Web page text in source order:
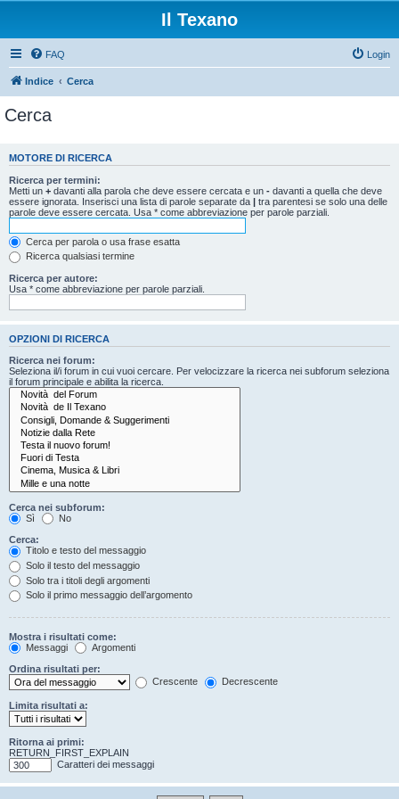
Il Texano
FAQ Login
Indice Cerca
Cerca
MOTORE DI RICERCA
Ricerca per termini:
Metti un + davanti alla parola che deve essere cercata e un - davanti a quella che deve
essere ignorata. Inserisci una lista di parole separate da | tra parentesi se solo una delle
parole deve essere cercata. Usa * come abbreviazione per parole parziali.
Cerca per parola o usa frase esatta
Ricerca qualsiasi termine
Ricerca per autore:
Usa * come abbreviazione per parole parziali.
OPZIONI DI RICERCA
Ricerca nei forum:
Seleziona il/i forum in cui vuoi cercare. Per velocizzare la ricerca nei subforum seleziona
il forum principale e abilita la ricerca.
Cerca nei subforum:
Sì
No
Cerca:
Titolo e testo del messaggio
Solo il testo del messaggio
Solo tra i titoli degli argomenti
Solo il primo messaggio dell’argomento
Mostra i risultati come:
Messaggi
Argomenti
Ordina risultati per:
Crescente
Decrescente
Limita risultati a:
Ritorna ai primi:
RETURN_FIRST_EXPLAIN
Caratteri dei messaggi